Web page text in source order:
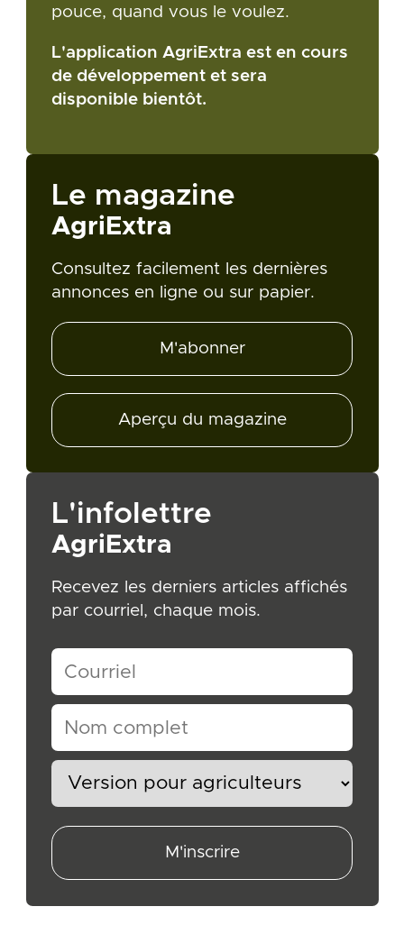
pouce, quand vous le voulez.
L'application AgriExtra est en cours
de développement et sera
disponible bientôt.
Le magazine
AgriExtra
Consultez facilement les dernières
annonces en ligne ou sur papier.
M'abonner
Aperçu du magazine
L'infolettre
AgriExtra
Recevez les derniers articles affichés
par courriel, chaque mois.
M'inscrire